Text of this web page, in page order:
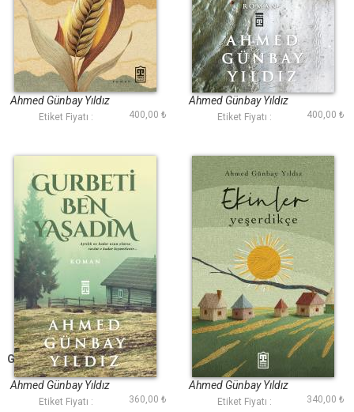
Yanık Buğdaylar
Ahmed Günbay Yıldız
Etiket Fiyatı : 400,00 ₺
Siyah Güller
Ahmed Günbay Yıldız
Etiket Fiyatı : 400,00 ₺
Gurbeti Ben Yaşadım
Ahmed Günbay Yıldız
Etiket Fiyatı : 360,00 ₺
Ekinler Yeşerdikçe
Ahmed Günbay Yıldız
Etiket Fiyatı : 340,00 ₺